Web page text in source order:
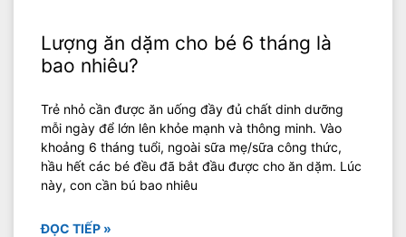
Lượng ăn dặm cho bé 6 tháng là
bao nhiêu?
Trẻ nhỏ cần được ăn uống đầy đủ chất dinh dưỡng
mỗi ngày để lớn lên khỏe mạnh và thông minh. Vào
khoảng 6 tháng tuổi, ngoài sữa mẹ/sữa công thức,
hầu hết các bé đều đã bắt đầu được cho ăn dặm. Lúc
này, con cần bú bao nhiêu
ĐỌC TIẾP »